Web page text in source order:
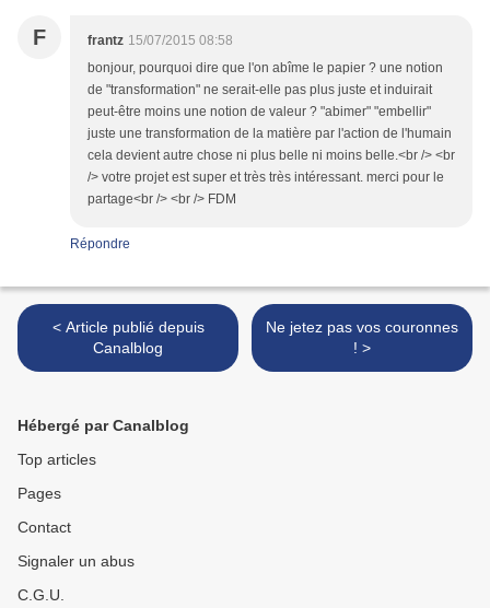
F frantz 15/07/2015 08:58
bonjour, pourquoi dire que l'on abîme le papier ? une notion
de "transformation" ne serait-elle pas plus juste et induirait
peut-être moins une notion de valeur ? "abimer" "embellir"
juste une transformation de la matière par l'action de l'humain
cela devient autre chose ni plus belle ni moins belle.<br /> <br
/> votre projet est super et très très intéressant. merci pour le
partage<br /> <br /> FDM
Répondre
< Article publié depuis
Canalblog
Ne jetez pas vos couronnes
! >
Hébergé par Canalblog
Top articles
Pages
Contact
Signaler un abus
C.G.U.